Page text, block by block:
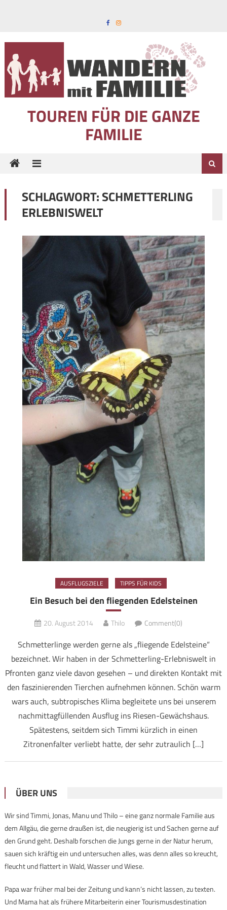
TOUREN FÜR DIE GANZE
FAMILIE
SCHLAGWORT:SCHMETTERLING
ERLEBNISWELT
AUSFLUGSZIELE TIPPS FÜR KIDS
Ein Besuch bei den fliegenden Edelsteinen
20. August 2014 Thilo Comment(0)
Schmetterlinge werden gerne als „fliegende Edelsteine“
bezeichnet. Wir haben in der Schmetterling-Erlebniswelt in
Pfronten ganz viele davon gesehen – und direkten Kontakt mit
den faszinierenden Tierchen aufnehmen können. Schön warm
wars auch, subtropisches Klima begleitete uns bei unserem
nachmittagfüllenden Ausflug ins Riesen-Gewächshaus.
Spätestens, seitdem sich Timmi kürzlich in einen
Zitronenfalter verliebt hatte, der sehr zutraulich […]
ÜBER UNS
Wir sind Timmi, Jonas, Manu und Thilo – eine ganz normale Familie aus
dem Allgäu, die gerne draußen ist, die neugierig ist und Sachen gerne auf
den Grund geht. Deshalb forschen die Jungs gerne in der Natur herum,
sauen sich kräftig ein und untersuchen alles, was denn alles so kreucht,
fleucht und flattert in Wald, Wasser und Wiese.
Papa war früher mal bei der Zeitung und kann’s nicht lassen, zu texten.
Und Mama hat als frühere Mitarbeiterin einer Tourismusdestination